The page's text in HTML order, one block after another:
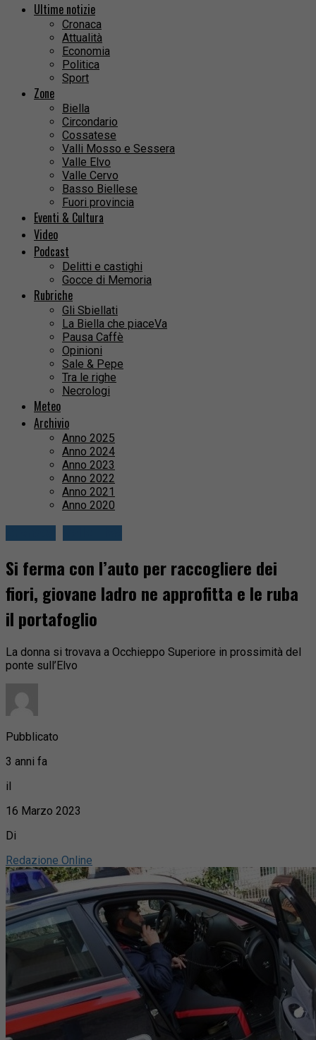
Ultime notizie
Cronaca
Attualità
Economia
Politica
Sport
Zone
Biella
Circondario
Cossatese
Valli Mosso e Sessera
Valle Elvo
Valle Cervo
Basso Biellese
Fuori provincia
Eventi & Cultura
Video
Podcast
Delitti e castighi
Gocce di Memoria
Rubriche
Gli Sbiellati
La Biella che piaceVa
Pausa Caffè
Opinioni
Sale & Pepe
Tra le righe
Necrologi
Meteo
Archivio
Anno 2025
Anno 2024
Anno 2023
Anno 2022
Anno 2021
Anno 2020
Si ferma con l’auto per raccogliere dei
fiori, giovane ladro ne approfitta e le ruba
il portafoglio
La donna si trovava a Occhieppo Superiore in prossimità del
ponte sull’Elvo
Pubblicato
3 anni fa
il
16 Marzo 2023
Di
Redazione Online